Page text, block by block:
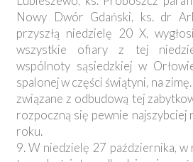
Nowy Dwór Gdański, ks. dr
przyszłą niedzielę 20 X,
wszystkie ofiary z tej
wspólnoty sąsiedzkiej w
spalonej w części świątyni, na
związane z odbudową tej
rozpoczną się pewnie najszybciej
roku.
9. W niedzielę 27 października,